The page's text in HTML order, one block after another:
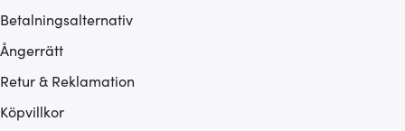
Betalningsalternativ
Ångerrätt
Retur & Reklamation
Köpvillkor